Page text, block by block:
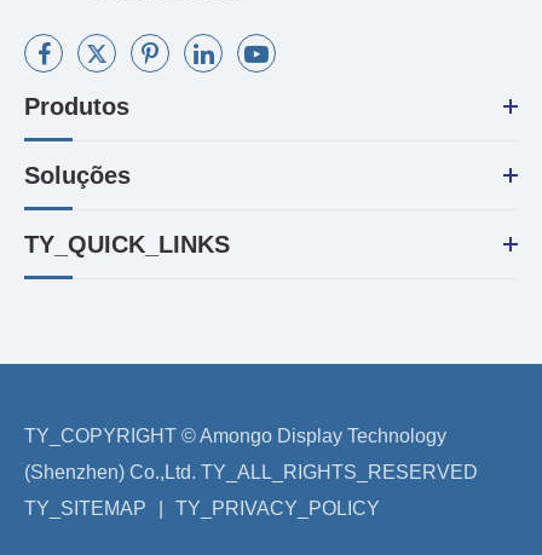
Produtos
Soluções
TY_QUICK_LINKS
TY_COPYRIGHT ©Amongo Display Technology
(Shenzhen) Co.,Ltd. TY_ALL_RIGHTS_RESERVED
TY_SITEMAP
TY_PRIVACY_POLICY